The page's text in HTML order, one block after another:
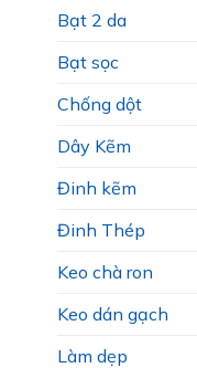
Bạt 2 da
Bạt sọc
Chống dột
Dây Kẽm
Đinh kẽm
Đinh Thép
Keo chà ron
Keo dán gạch
Làm dẹp